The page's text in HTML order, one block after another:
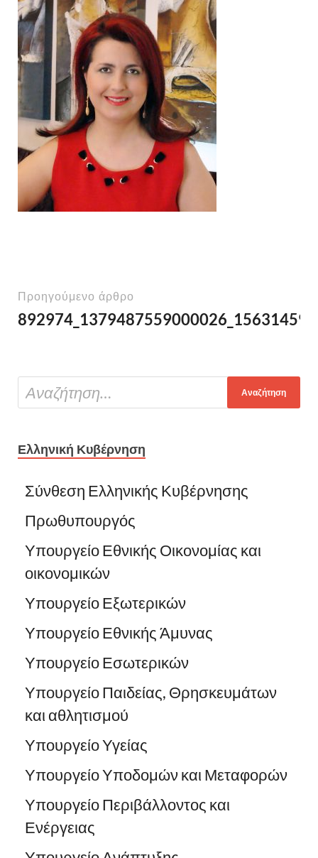
Προηγούμενο άρθρο
Ελληνική Κυβέρνηση
Σύνθεση Ελληνικής Κυβέρνησης
Πρωθυπουργός
Υπουργείο Εθνικής Οικονομίας και
οικονομικών
Υπουργείο Εξωτερικών
Υπουργείο Εθνικής Άμυνας
Υπουργείο Εσωτερικών
Υπουργείο Παιδείας, Θρησκευμάτων
και αθλητισμού
Υπουργείο Υγείας
Υπουργείο Υποδομών και Μεταφορών
Υπουργείο Περιβάλλοντος και
Ενέργειας